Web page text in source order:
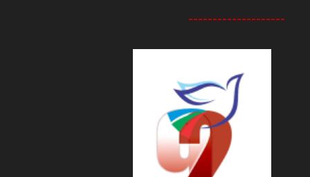
--------------------